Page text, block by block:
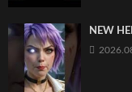
NEW